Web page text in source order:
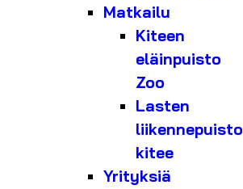
Matkailu
Kiteen
eläinpuisto
Zoo
Lasten
liikennepuisto
kitee
Yrityksiä